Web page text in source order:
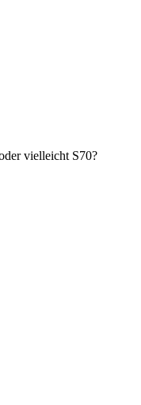
vielleicht S70?